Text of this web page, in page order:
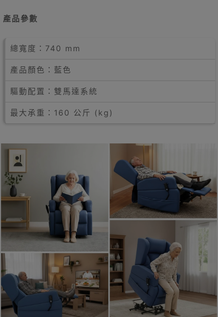
產品參數
總寬度：740 mm
產品顏色：藍色
驅動配置：雙馬達系統
最大承重：160 公斤 (kg)